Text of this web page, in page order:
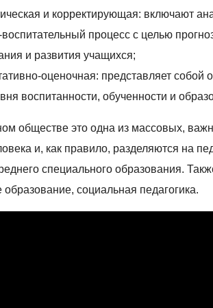
и корректирующая: включают
процесс с целью
и развития учащихся;
оценочная: представляет собой
воспитанности, обученности и
обществе это одна из массовых,
и, как правило, разделяются на
специального образования.
образование, социальная педагогика.